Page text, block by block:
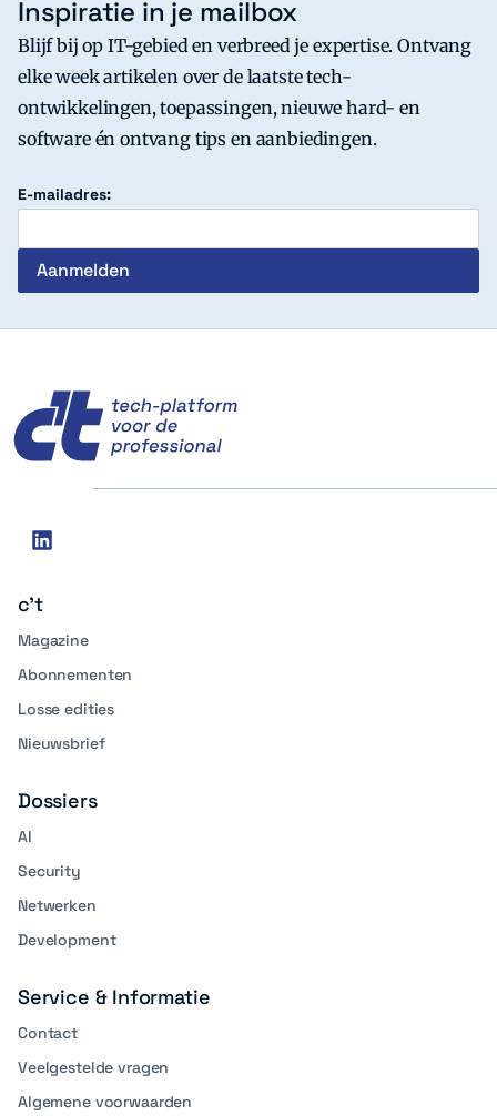
Inspiratie in je mailbox
Blijf bij op IT-gebied en verbreed je expertise. Ontvang
elke week artikelen over de laatste tech-
ontwikkelingen, toepassingen, nieuwe hard- en
software én ontvang tips en aanbiedingen.
E-mailadres:
Social
linkedin
c't
Magazine
Abonnementen
Losse edities
Nieuwsbrief
Dossiers
AI
Security
Netwerken
Development
Service & Informatie
Contact
Veelgestelde vragen
Algemene voorwaarden